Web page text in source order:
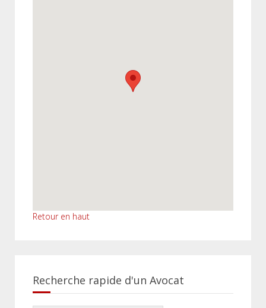
Retour en haut
Recherche rapide d'un Avocat